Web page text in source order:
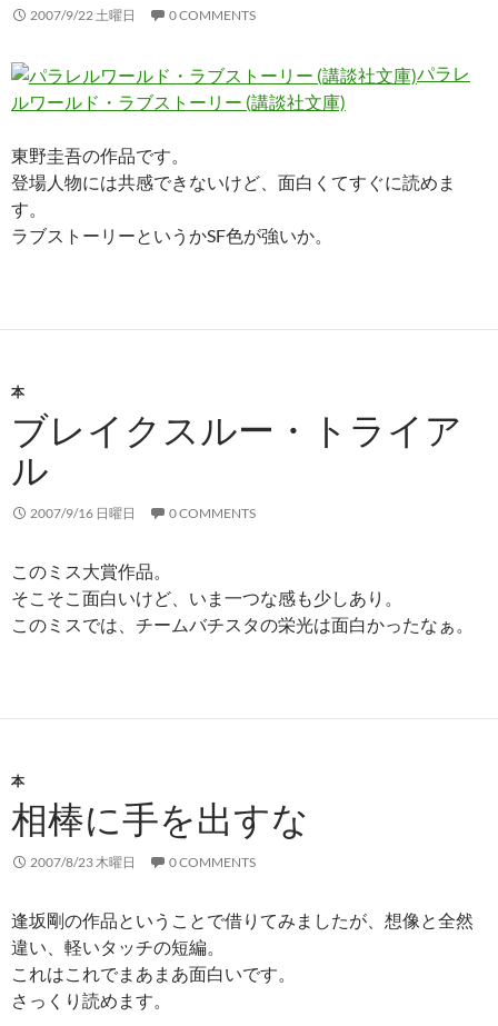
2007/9/22 土曜日 0 COMMENTS
パラレ
ルワールド・ラブストーリー (講談社文庫)
東野圭吾の作品です。
登場人物には共感できないけど、面白くてすぐに読めま
す。
ラブストーリーというかSF色が強いか。
本
ブレイクスルー・トライア
ル
2007/9/16 日曜日 0 COMMENTS
このミス大賞作品。
そこそこ面白いけど、いま一つな感も少しあり。
このミスでは、チームバチスタの栄光は面白かったなぁ。
本
相棒に手を出すな
2007/8/23 木曜日 0 COMMENTS
逢坂剛の作品ということで借りてみましたが、想像と全然
違い、軽いタッチの短編。
これはこれでまあまあ面白いです。
さっくり読めます。